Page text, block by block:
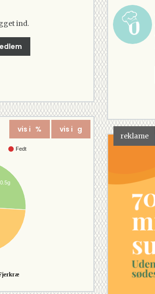
ind.
vis i % vis i g
Fedt
0.5g
reklame